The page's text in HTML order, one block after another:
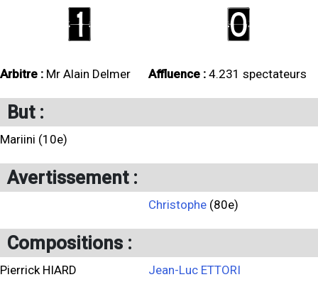
1 0
Arbitre : Mr Alain Delmer Affluence : 4.231 spectateurs
But :
Mariini (10e)
Avertissement :
Christophe (80e)
Compositions :
Pierrick HIARD
Jean-Luc ETTORI